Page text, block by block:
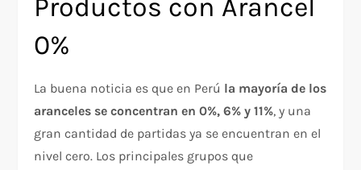
Productos con Arancel
0%
La buena noticia es que en Perú la mayoría de los
aranceles se concentran en 0%, 6% y 11%, y una
gran cantidad de partidas ya se encuentran en el
nivel cero. Los principales grupos que